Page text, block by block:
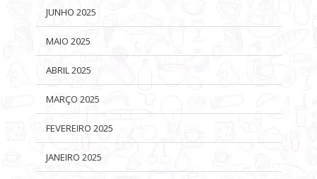
JUNHO 2025
MAIO 2025
ABRIL 2025
MARÇO 2025
FEVEREIRO 2025
JANEIRO 2025